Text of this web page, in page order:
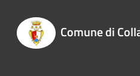
Comune di